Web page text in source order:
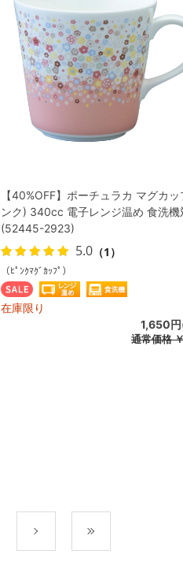
【40%OFF】ポーチュラカ マグカ
ンク) 340cc 電子レンジ温め 食洗機
(52445-2923)
5.0 （1）
（ﾋﾟﾝｸﾏｸﾞｶｯﾌﾟ）
在庫限り
1,650
通常価格